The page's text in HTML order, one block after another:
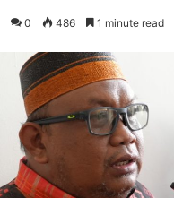
0 486 1 minute read